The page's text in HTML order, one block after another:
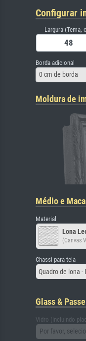
Configurar
Largura (Tema,
Borda adicional
0 cm de borda
Moldura de
Médio e Maca
Material
Lona
(Canvas
Chassi para tela
Quadro de lona -
Glass &
Vidro (incluindo
Por favor,